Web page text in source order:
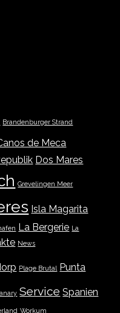
Brandenburger Strand
de Meca
Dos Mares
Grevelingen Meer
Isla Magarita
La Bergerie La
News
Plage Brutal Punta
Service Spanien
Workum